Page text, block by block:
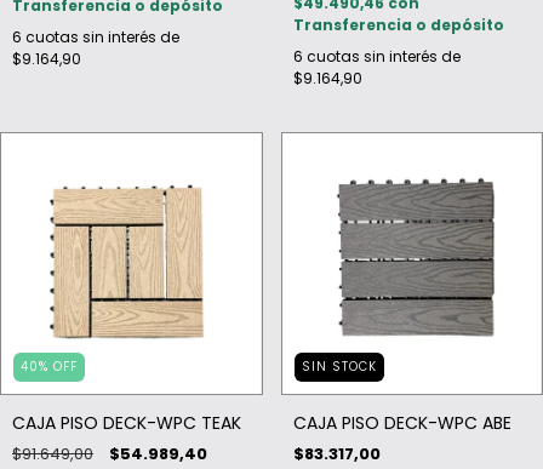
Transferencia o depósito
6 cuotas sin interés de
$9.164,90
Transferencia o depósito
6 cuotas sin interés de
$9.164,90
40% OFF
CAJA PISO DECK-WPC TEAK
$91.649,00 $54.989,40
SIN STOCK
CAJA PISO DECK-WPC ABE
$83.317,00